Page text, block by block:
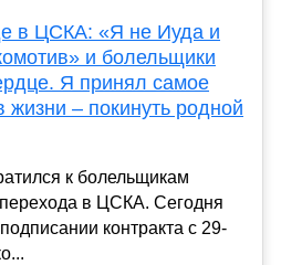
в ЦСКА: «Я не Иуда и
и болельщики
Я принял самое
– покинуть родной
к болельщикам
в ЦСКА. Сегодня
контракта с 29-